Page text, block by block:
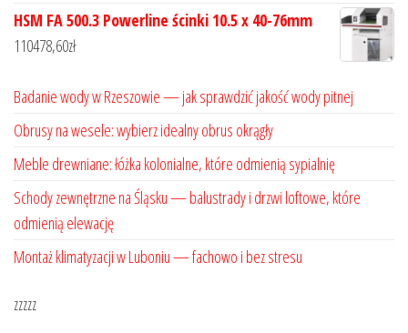
HSM FA 500.3 Powerline ścinki 10.5 x 40-76mm
110478,60zł
Badanie wody w Rzeszowie — jak sprawdzić jakość wody pitnej
Obrusy na wesele: wybierz idealny obrus okrągły
Meble drewniane: łóżka kolonialne, które odmienią sypialnię
Schody zewnętrzne na Śląsku — balustrady i drzwi loftowe, które
odmienią elewację
Montaż klimatyzacji w Luboniu — fachowo i bez stresu
zzzzz